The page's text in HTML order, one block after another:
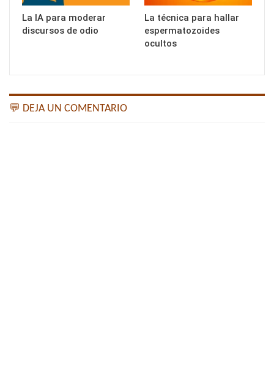
La IA para moderar
discursos de odio
La técnica para hallar
espermatozoides
ocultos
💬 DEJA UN COMENTARIO